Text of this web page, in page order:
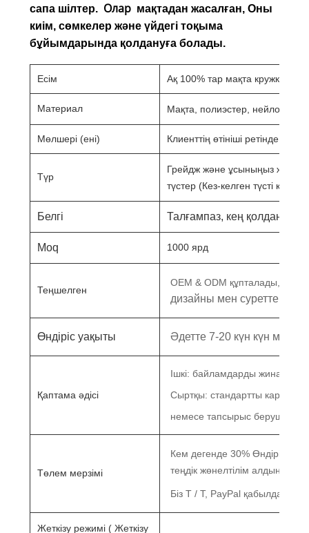
сапа шілтер. Олар мақтадан жасалған, Оны
киім, сөмкелер және үйдегі тоқыма
бұйымдарында қолдануға болады.
Есім Ақ 100% тар мақта кружкасы
Материал Мақта, полиэстер, нейлон
Мөлшері (ені) Клиенттің өтініші ретінде
Түр
Грейдж және ұсыныңыз және а
түстер(Кез-келген түсті қажет
Белгі Талғампаз, кең қолдану,
Moq 1000 ярд
Теңшелген
OEM & ODM құпталады,
дизайны мен суреттеріне
Өндіріс уақыты Әдетте 7-20 күн күн
Қаптама әдісі
Ішкі: байламдарды жинап,
Сыртқы: стандартты картон
немесе тапсырыс берушінің
Төлем мерзімі
Кем дегенде 30%Өндіріске
теңдік жөнелтілім алдында
Біз T / T, PayPal қабылдай
Жеткізу режимі ( Жеткізу